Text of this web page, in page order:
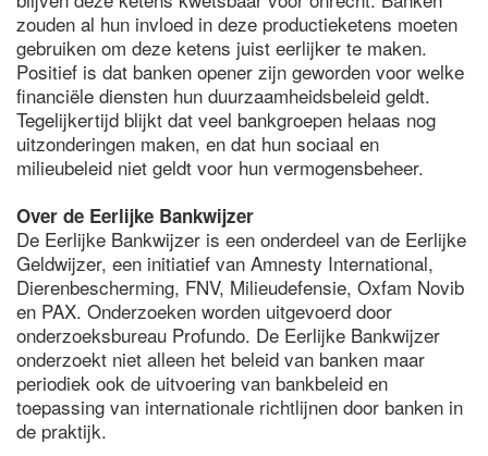
zouden al hun invloed in deze productieketens moeten
gebruiken om deze ketens juist eerlijker te maken.
Positief is dat banken opener zijn geworden voor welke
financiële diensten hun duurzaamheidsbeleid geldt.
Tegelijkertijd blijkt dat veel bankgroepen helaas nog
uitzonderingen maken, en dat hun sociaal en
milieubeleid niet geldt voor hun vermogensbeheer.
Over de Eerlijke Bankwijzer
De Eerlijke Bankwijzer is een onderdeel van de Eerlijke
Geldwijzer, een initiatief van Amnesty International,
Dierenbescherming, FNV, Milieudefensie, Oxfam Novib
en PAX. Onderzoeken worden uitgevoerd door
onderzoeksbureau Profundo. De Eerlijke Bankwijzer
onderzoekt niet alleen het beleid van banken maar
periodiek ook de uitvoering van bankbeleid en
toepassing van internationale richtlijnen door banken in
de praktijk.